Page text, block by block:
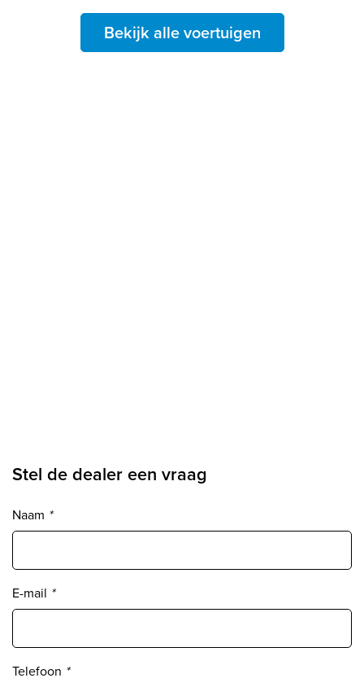
Bekijk alle voertuigen
Stel de dealer een vraag
Naam *
E-mail *
Telefoon *